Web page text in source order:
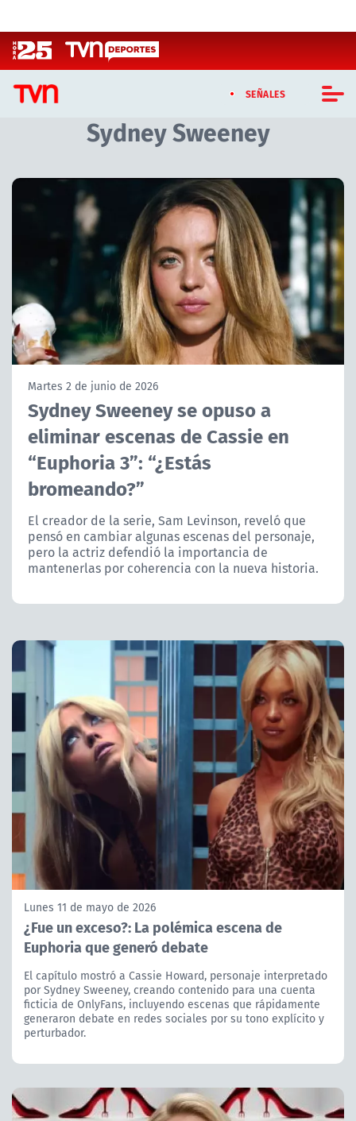
SEÑALES
CASTING MASTERCHEF CHILE
CASTING TVN VERTICAL
TVN VERTICAL
TVN PLAY
PROGRAMAS
TELESERIES
ACTUALIDAD Y TENDENCIAS
CORPORATIVO Y TRANSPARENCIA
ÁREA DE PROYECTOS
Sydney Sweeney
Artículos relacionados con Sydney Sweeney
Martes 2 de junio de 2026
Sydney Sweeney se opuso a
eliminar escenas de Cassie en
“Euphoria 3”: “¿Estás
bromeando?”
El creador de la serie, Sam Levinson, reveló que
pensó en cambiar algunas escenas del personaje,
pero la actriz defendió la importancia de
mantenerlas por coherencia con la nueva historia.
Lunes 11 de mayo de 2026
¿Fue un exceso?: La polémica escena de
Euphoria que generó debate
El capítulo mostró a Cassie Howard, personaje interpretado
por Sydney Sweeney, creando contenido para una cuenta
ficticia de OnlyFans, incluyendo escenas que rápidamente
generaron debate en redes sociales por su tono explícito y
perturbador.